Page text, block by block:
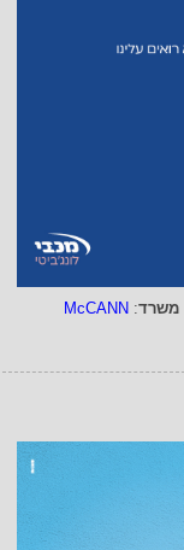
משרד:
McCANN